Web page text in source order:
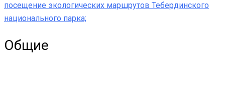
посещение экологических маршрутов Тебердинского
национального парка;
Общие